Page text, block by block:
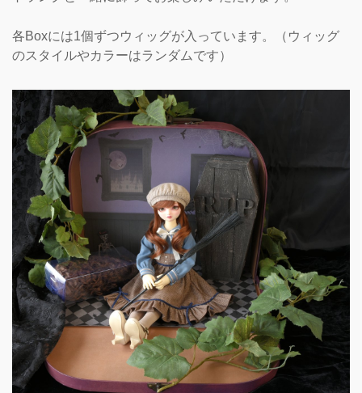
各Boxには1個ずつウィッグが入っています。（ウィッグ
のスタイルやカラーはランダムです）